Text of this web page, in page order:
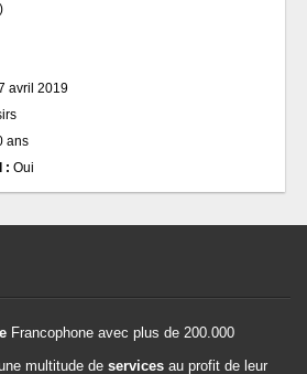
avril 2019
ans
: Oui
Francophone avec plus de 200.000
multitude de services au profit de leur